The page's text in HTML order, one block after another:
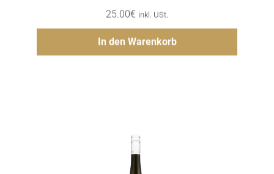
25.00€ inkl. USt.
In den Warenkorb
Hinzufügen